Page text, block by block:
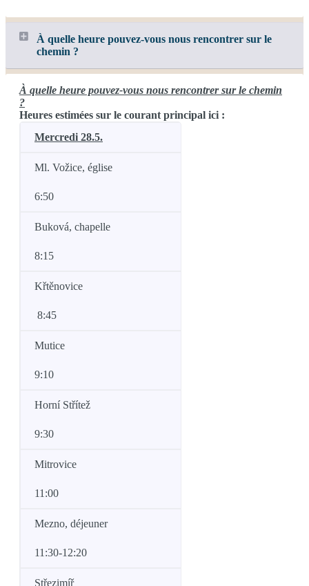
À quelle heure pouvez-vous nous rencontrer sur le
chemin ?
À quelle heure pouvez-vous nous rencontrer sur le chemin
?
Heures estimées sur le courant principal ici :
Mercredi 28.5.
Ml. Vožice, église
6:50
Buková, chapelle
8:15
Křtěnovice
8:45
Mutice
9:10
Horní Střítež
9:30
Mitrovice
11:00
Mezno, déjeuner
11:30-12:20
Střezimíř